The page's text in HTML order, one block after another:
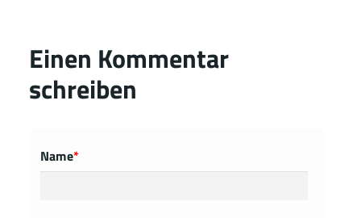
Einen Kommentar
schreiben
Name*